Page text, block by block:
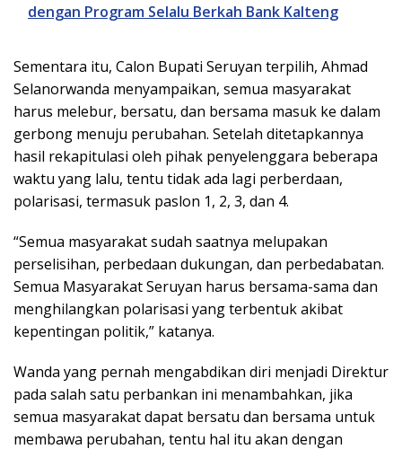
dengan Program Selalu Berkah Bank Kalteng
Sementara itu, Calon Bupati Seruyan terpilih, Ahmad
Selanorwanda menyampaikan, semua masyarakat
harus melebur, bersatu, dan bersama masuk ke dalam
gerbong menuju perubahan. Setelah ditetapkannya
hasil rekapitulasi oleh pihak penyelenggara beberapa
waktu yang lalu, tentu tidak ada lagi perberdaan,
polarisasi, termasuk paslon 1, 2, 3, dan 4.
“Semua masyarakat sudah saatnya melupakan
perselisihan, perbedaan dukungan, dan perbedabatan.
Semua Masyarakat Seruyan harus bersama-sama dan
menghilangkan polarisasi yang terbentuk akibat
kepentingan politik,” katanya.
Wanda yang pernah mengabdikan diri menjadi Direktur
pada salah satu perbankan ini menambahkan, jika
semua masyarakat dapat bersatu dan bersama untuk
membawa perubahan, tentu hal itu akan dengan